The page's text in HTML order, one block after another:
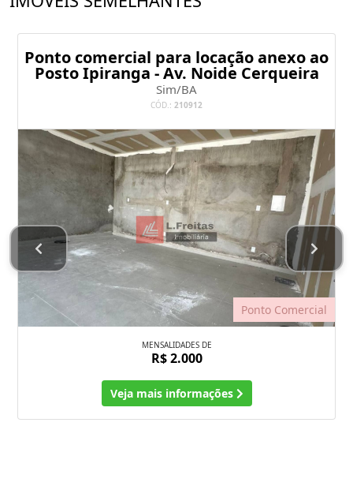
Ponto comercial para locação anexo ao
Posto Ipiranga - Av. Noide Cerqueira
Sim/BA
CÓD.: 210912
Ponto Comercial
MENSALIDADES DE
R$ 2.000
Veja mais informações